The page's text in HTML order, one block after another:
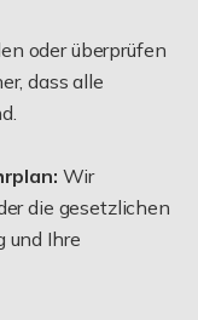
oder überprüfen
dass alle
Wir
die gesetzlichen
und Ihre